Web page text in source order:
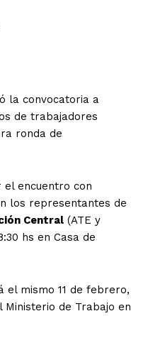
la convocatoria a
de trabajadores
ronda de
encuentro con
los representantes de
Central (ATE y
hs en Casa de
el mismo 11 de febrero,
de Trabajo en